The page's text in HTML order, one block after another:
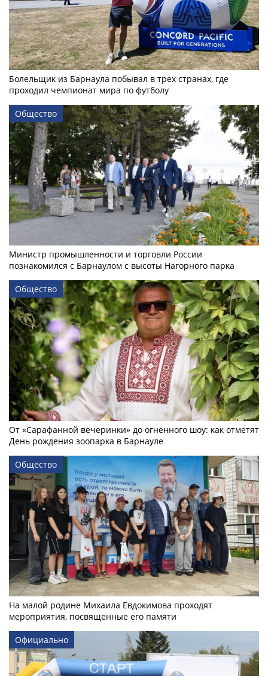
Болельщик из Барнаула побывал в трех странах, где
проходил чемпионат мира по футболу
Общество
Министр промышленности и торговли России
познакомился с Барнаулом с высоты Нагорного парка
Общество
От «Сарафанной вечеринки» до огненного шоу: как отметят
День рождения зоопарка в Барнауле
Общество
На малой родине Михаила Евдокимова проходят
мероприятия, посвященные его памяти
Официально